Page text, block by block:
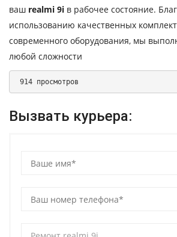
ваш realmi 9i в рабочее состояние.
использованию качественных
современного оборудования, мы
любой сложности
914 просмотров
Вызвать курьера: